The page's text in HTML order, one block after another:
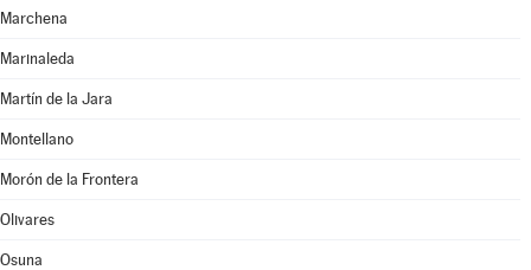
Marchena
Marinaleda
Martín de la Jara
Montellano
Morón de la Frontera
Olivares
Osuna